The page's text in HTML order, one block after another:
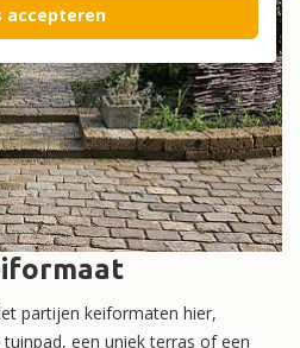
partijen keiformaten hier,
een uniek terras of een
accepteren